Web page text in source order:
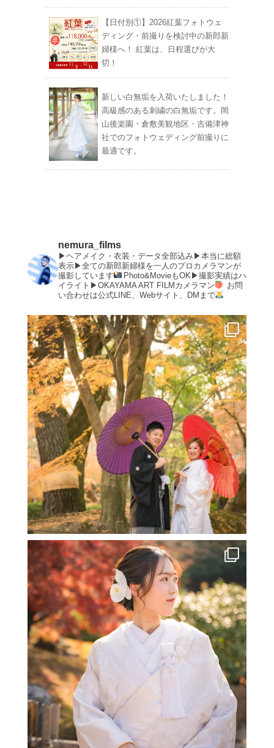
【日付別①】2026紅葉フォトウェ
ディング・前撮りを検討中の新郎新
婦様へ！ 紅葉は、日程選びが大
切！
新しい白無垢を入荷いたしました！
高級感のある刺繍の白無垢です。岡
山後楽園・倉敷美観地区・吉備津神
社でのフォトウェディング前撮りに
最適です。
nemura_films
▶︎ヘアメイク・衣装・データ全部込み▶︎本当に総額
表示▶︎全ての新郎新婦様を一人のプロカメラマンが
撮影しています
Photo&MovieもOK▶︎撮影実績はハ
イライト▶︎OKAYAMA ART FILMカメラマン
お問
い合わせは公式LINE、Webサイト、DMまで